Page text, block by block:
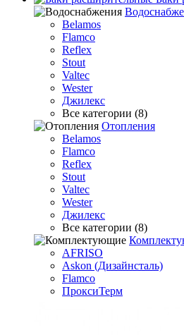
Belamos
Flamco
Reflex
Stout
Valtec
Wester
Джилекс
Все категории (8)
Отопления
Belamos
Flamco
Reflex
Stout
Valtec
Wester
Джилекс
Все категории (8)
AFRISO
Askon (Дизайнсталь)
Flamco
ПроксиТерм